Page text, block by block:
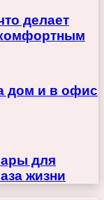
делает
дом и в офис
для
жизни